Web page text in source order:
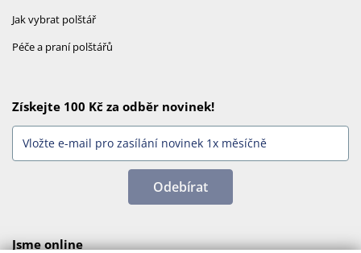
Jak vybrat polštář
Péče a praní polštářů
Získejte 100 Kč za odběr novinek!
Odebírat
Jsme online